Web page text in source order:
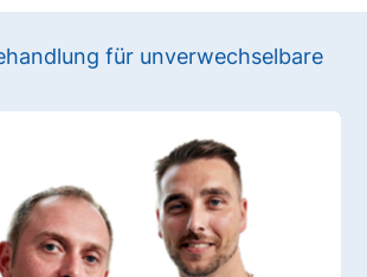
für unverwechselbare